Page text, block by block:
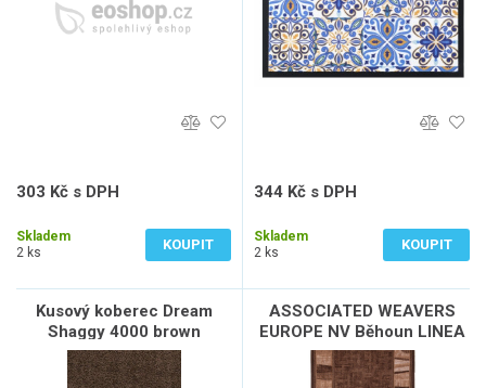
303 Kč s DPH
Skladem
2 ks
KOUPIT
344 Kč s DPH
Skladem
2 ks
KOUPIT
Kusový koberec Dream
Shaggy 4000 brown
ASSOCIATED WEAVERS
EUROPE NV Běhoun LINEA
44, šíře role 80 cm, Hnědá